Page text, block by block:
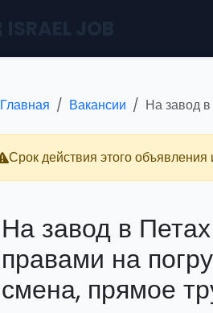
Главная Вакансии На завод в
Срок действия этого
На завод в
правами на
смена, прямое